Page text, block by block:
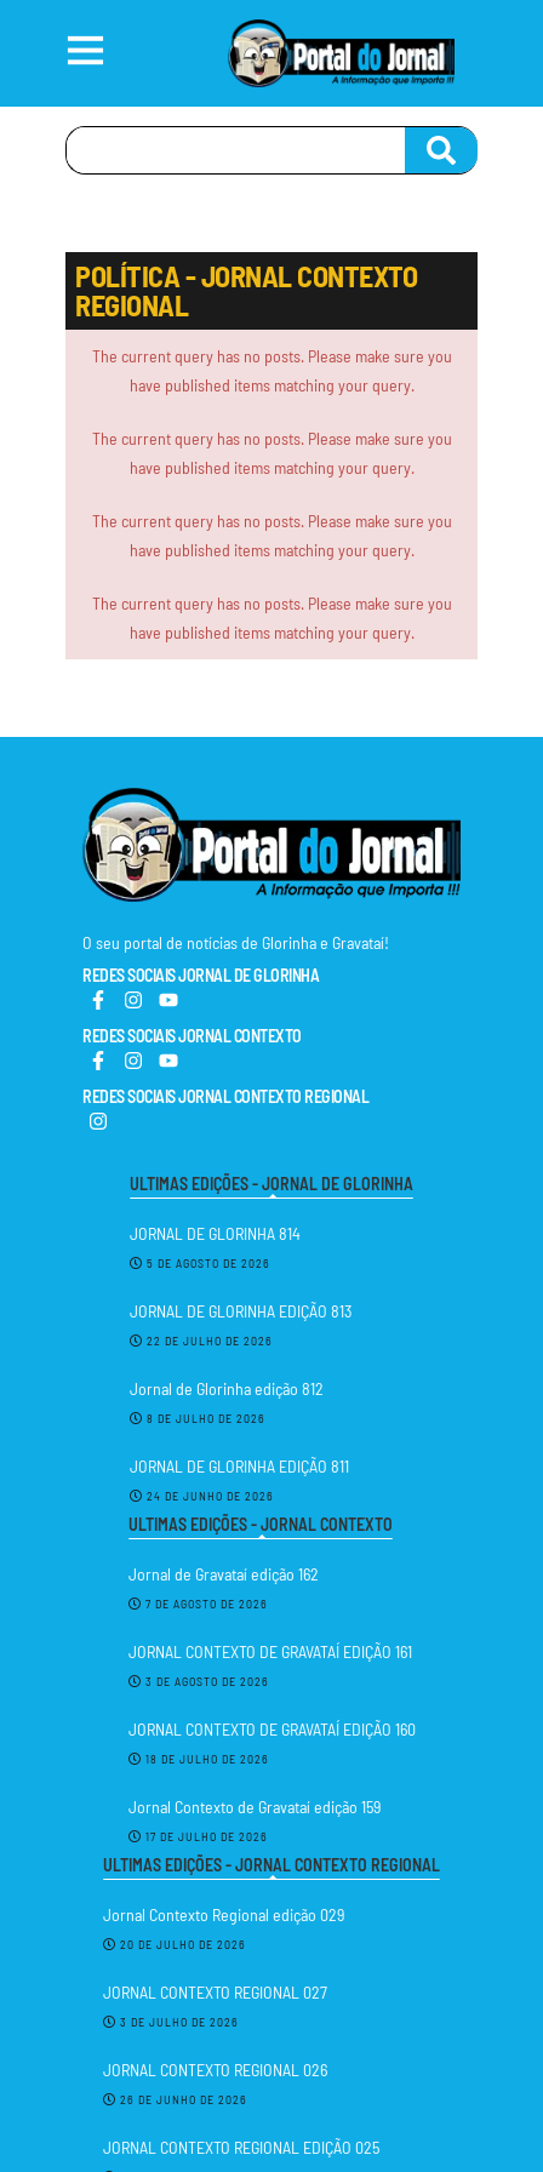
POLÍTICA - JORNAL CONTEXTO
REGIONAL
The current query has no posts. Please make sure you
have published items matching your query.
The current query has no posts. Please make sure you
have published items matching your query.
The current query has no posts. Please make sure you
have published items matching your query.
The current query has no posts. Please make sure you
have published items matching your query.
O seu portal de notícias de Glorinha e Gravataí!
REDES SOCIAIS JORNAL DE GLORINHA
REDES SOCIAIS JORNAL CONTEXTO
REDES SOCIAIS JORNAL CONTEXTO REGIONAL
ULTIMAS EDIÇÕES - JORNAL DE GLORINHA
JORNAL DE GLORINHA 814
5 DE AGOSTO DE 2026
JORNAL DE GLORINHA EDIÇÃO 813
22 DE JULHO DE 2026
Jornal de Glorinha edição 812
8 DE JULHO DE 2026
JORNAL DE GLORINHA EDIÇÃO 811
24 DE JUNHO DE 2026
ULTIMAS EDIÇÕES - JORNAL CONTEXTO
Jornal de Gravataí edição 162
7 DE AGOSTO DE 2026
JORNAL CONTEXTO DE GRAVATAÍ EDIÇÃO 161
3 DE AGOSTO DE 2026
JORNAL CONTEXTO DE GRAVATAÍ EDIÇÃO 160
18 DE JULHO DE 2026
Jornal Contexto de Gravataí edição 159
17 DE JULHO DE 2026
ULTIMAS EDIÇÕES - JORNAL CONTEXTO REGIONAL
Jornal Contexto Regional edição 029
20 DE JULHO DE 2026
JORNAL CONTEXTO REGIONAL 027
3 DE JULHO DE 2026
JORNAL CONTEXTO REGIONAL 026
26 DE JUNHO DE 2026
JORNAL CONTEXTO REGIONAL EDIÇÃO 025